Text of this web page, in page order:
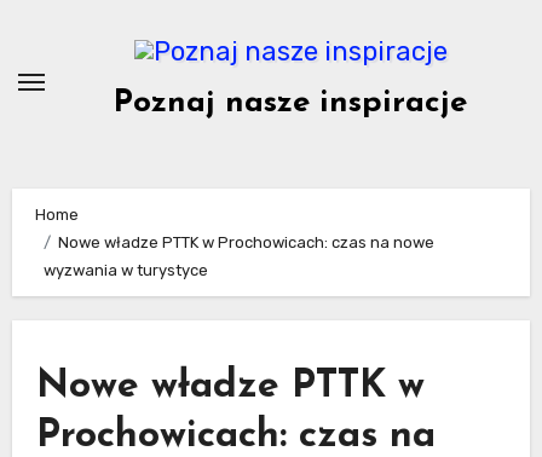
content
Poznaj nasze inspiracje
Home
Nowe władze PTTK w Prochowicach: czas na nowe
wyzwania w turystyce
Nowe władze PTTK w
Prochowicach: czas na